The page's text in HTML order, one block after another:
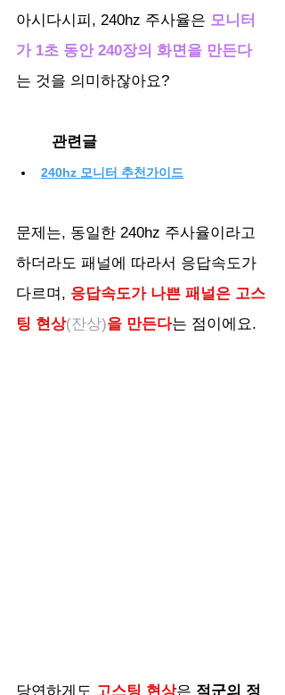
아시다시피, 240hz 주사율은 모니터
가 1초 동안 240장의 화면을 만든다
는 것을 의미하잖아요?
	관련글
240hz 모니터 추천가이드
문제는, 동일한 240hz 주사율이라고
하더라도 패널에 따라서 응답속도가
다르며, 응답속도가 나쁜 패널은 고스
팅 현상(잔상)을 만든다는 점이에요.
당연하게도 고스팅 현상은 적군의 정